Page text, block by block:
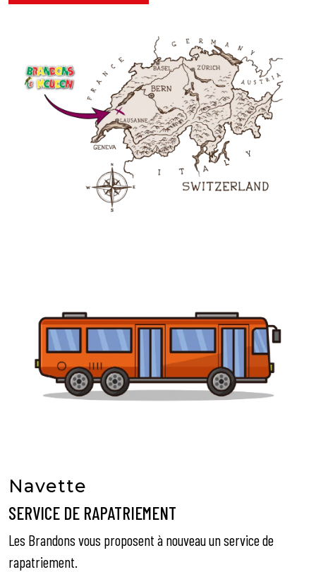
Navette
SERVICE DE RAPATRIEMENT
Les Brandons vous proposent à nouveau un service de
rapatriement.